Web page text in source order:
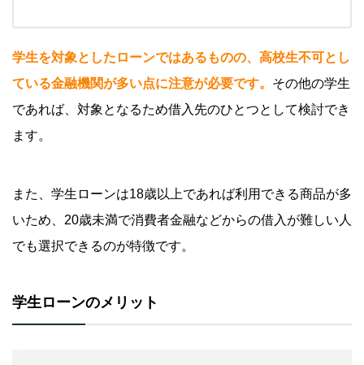
学生を対象としたローンではあるものの、高校生不可とし
ている金融機関が多い点に注意が必要です。 その他の学生
であれば、対象となるため借入先のひとつとして検討でき
ます。
また、学生ローンは18歳以上であれば利用できる商品が多
いため、20歳未満で消費者金融などからの借入が難しい人
でも選択できるのが特徴です。
学生ローンのメリット